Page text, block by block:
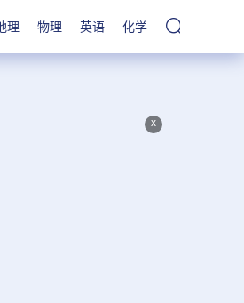
理 物理 英语 化学
x